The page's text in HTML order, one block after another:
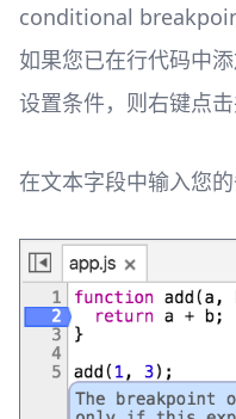
conditional
如果您已在行代码中
设置条件，则右键点
在文本字段中输入您